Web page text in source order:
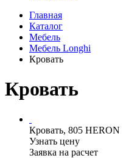
Главная
Каталог
Мебель
Мебель Longhi
Кровать
Кровать
Кровать, 805 HERON
Узнать цену
Заявка на расчет